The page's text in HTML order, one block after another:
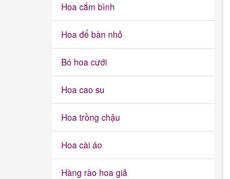
Hoa cắm bình
Hoa để bàn nhỏ
Bó hoa cưới
Hoa cao su
Hoa trồng chậu
Hoa cài áo
Hàng rào hoa giả